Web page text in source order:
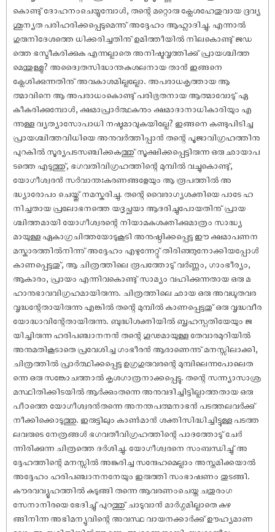
കൊണ്ടു് ദോഹനംചെയ്യുമ്പോൾ, തന്റെ മറ്റൊരു ക്ലേശഹേതുവായ ദ്രവ്യ
ശൂന്യത പരിഹരിക്കപ്പെടുമെന്നു് അദ്ദേഹം ആഹ്ലാദിച്ചു. എന്നാൽ
ഗുരുനിദേശത്തെ ധിക്കരിച്ചതിനു് ഉമിത്തീയിൽ നിലകൊണ്ടു് ജഡ
ത്തെ ഭസ്മീകരിക്കുക എന്നല്ലാതെ അനിഷ്ടവൃത്തിക്കു് പ്രായശ്ചിത്ത
മെന്തുള്ളു? അദ്വൈതസിദ്ധാന്തകുശലനായ താൻ ഇങ്ങനെ
ക്ലേശിക്കുന്നതിനു് അവകാശമില്ലല്ലോ. അപരാധകൃത്തായ ആ
ത്മാവിനെ ആ അപരാധംകൊണ്ടു് പരിഭൂതനായ ആത്മാവോടു് ഏ
കീകരിക്കുമ്പോൾ, ക്ഷമാപ്രാർത്ഥകനും ക്ഷമാദാനാധികാരിയും എ
ന്നുള്ള വ്യത്യാസോപാധി നഷ്ടമാവുകയില്ലേ? ഇങ്ങനെ കണ്ടുപിടിച്ച
പ്രായശ്ചിത്തവിധിയെ അനുവർത്തിപ്പാൻ തന്റെ പൂജാവിഗ്രഹത്തിനു
പുറകിൽ സൂര്യപടസഞ്ചിക്കകത്തു് സൂക്ഷിക്കപ്പെട്ടിരുന്ന ഒരു ഛായാപ
ടത്തെ എടുത്തു്, ഭഗവതിവിഗ്രഹത്തിന്റെ മുമ്പിൽ വച്ചുകൊണ്ടു്,
യോഗീശ്വരൻ സർവാന്തഃകരണങ്ങളേയും ആ രൂപത്തിൽ അ
ദ്ധ്യാരോപം ചെയ്തു് നമസ്കരിച്ചു. തന്റെ വൈരാഗ്യശക്തിയെ പാടേ ഹ
നിച്ചതായ പ്രലോഭനത്തെ യദൃച്ഛയാ ആദരിച്ചുപോയതിനു് പ്രായ
ശ്ചിത്തമായി യോഗീശ്വരന്റെ നിയാമകശക്തിക്കുമാത്രം സാദ്ധ്യ
മായുള്ള ഏകാഗ്രചിത്തയോടുകൂടി അനുഷ്ഠിക്കപ്പെട്ട ഈ ക്ഷമാപണന
മസ്കാരത്തിൽനിന്നു് അദ്ദേഹം എഴുന്നേറ്റു് തിരിഞ്ഞുനോക്കിയപ്പോൾ
കാണപ്പെട്ടതു്, ആ ചിത്രത്തിലെ രൂപത്തോടു് വർണ്ണം, ഗാംഭീര്യം,
ആകാരം, പ്രായം എന്നിവകൊണ്ടു് സാമ്യം വഹിക്കുന്നതായ ഒരു മ
ഹാനുഭാവവിഗ്രഹമായിരുന്നു. ചിത്രത്തിലെ ഛായ ഒരു അവധൂതവര
വൃദ്ധന്റേതായിരുന്നു എങ്കിൽ തന്റെ മുമ്പിൽ കാണപ്പെട്ടതു് ഒരു വൃദ്ധവീര
യോദ്ധാവിന്റേതായിരുന്നു. ബുദ്ധിശക്തിയിൽ ബൃഹസ്പതിയേയും ജ
യിച്ചിരുന്ന ഹരിപഞ്ചാനനൻ തന്റെ ഗൂഢമായുള്ള തേവാരമുറിയിൽ
അനുമതികൂടാതെ പ്രവേശിച്ച ഗംഭീരൻ ആരാണെന്നു് മനസ്സിലാക്കി,
ചിത്രത്തിൽ പ്രാർത്ഥിക്കപ്പെട്ട ഉഗ്രഗുരുവരന്റെ മുമ്പിലെന്നപോലെത
ന്നെ ഒരു സങ്കോചത്താൽ കൃശഗാത്രനാക്കപ്പെട്ടു. തന്റെ സന്ന്യാസാശ്ര
മസ്ഥിതിക്കിടയിൽ ആർക്കുംതന്നെ അനുവദിച്ചിട്ടില്ലാത്തതായ ഒരു
പീഠത്തെ യോഗീശ്വരൻതന്നെ അനന്തപത്മനാഭൻ പടത്തലവർക്കു്
നീക്കിക്കൊടുത്തു. ഇരുട്ടിലും കാൺമാൻ ശക്തിസിദ്ധിച്ചിട്ടുള്ള പടത്ത
ലവരുടെ നേത്രങ്ങൾ ഭഗവതീവിഗ്രഹത്തിന്റെ പാദത്തോടു് ചേർ
ന്നിരിക്കുന്ന ചിത്രത്തെ ദർശിച്ചു. യോഗീശ്വരനെ സംബന്ധിച്ചു് അ
ദ്ദേഹത്തിന്റെ മനസ്സിൽ അങ്കുരിച്ച സന്ദേഹമെല്ലാം അസ്തമിക്കയാൽ
അദ്ദേഹം ഹരിപഞ്ചാനനനേയും ഇരുത്തി സംഭാഷണം തുടങ്ങി.
കൗരവവ്യൂഹത്തിൽ കുടുങ്ങി തന്നെ ആവരണംചെയ്ത ചതുരംഗ
സേനാനിരയെ ഭേദിച്ചു് പുറത്തു് ചാടുവാൻ മാർഗ്ഗമില്ലാതെ കുഴ
ങ്ങിനിന്ന അഭിമന്യുവിന്റെ അവസ്ഥ വായനക്കാർക്കു് ഊഹ്യമാണ